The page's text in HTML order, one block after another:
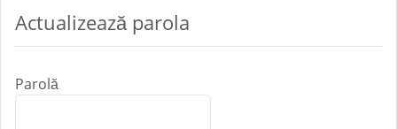
Actualizează parola
Parolă